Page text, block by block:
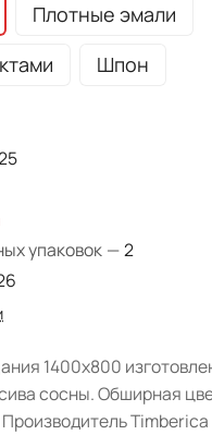
Плотные эмали
Шпон
упаковок —2
1400х800
сосны. Обширная